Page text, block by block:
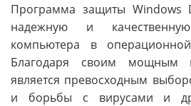
Программа защиты Windows
надежную и
компьютера в
Благодаря своим мощным
является превосходным
и борьбы с вирусами и